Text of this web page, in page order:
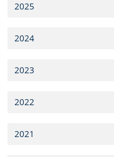
2025
2024
2023
2022
2021